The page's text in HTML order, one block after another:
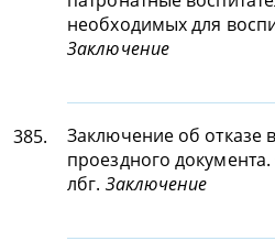
необходимых для
Заключение
385.
Заключение об отказе
проездного
лбг. Заключение